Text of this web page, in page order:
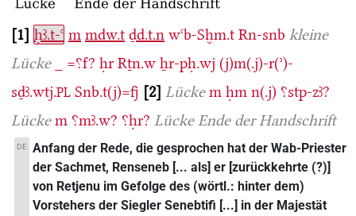
1 ḥꜣ.t-ꜥ m mdw.t ḏd.t.n wꜥb-Sḫm.t Rn-snb kleine
Lücke
=⸮f? ḥr Rṯn.w ẖr-pḥ.wj (j)m(.j)-r(ʾ)-
sḏꜣ.wtj.PL Snb.t(j)=fj 2 Lücke m ḥm n(.j) ⸮stp-zꜣ?
Lücke m ⸮mꜣ.w? ⸮ḥr? Lücke Ende der Handschrift
DE Anfang der Rede, die gesprochen hat der Wab-Priester
der Sachmet, Renseneb [... als] er [zurückkehrte (?)]
von Retjenu im Gefolge des (wörtl.: hinter dem)
Vorstehers der Siegler Senebtifi [...] in der Majestät